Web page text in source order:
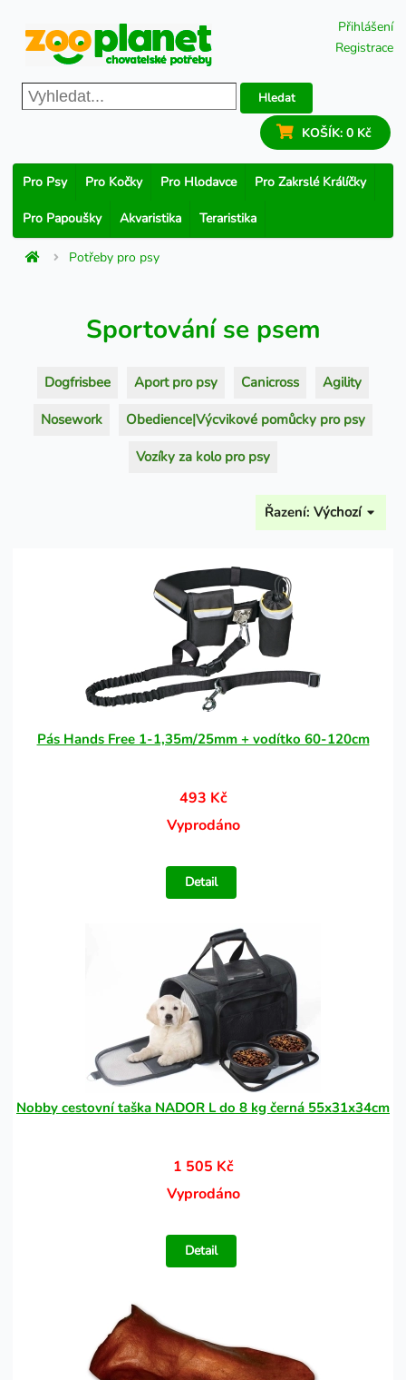
Přihlášení
Registrace
Hledat
KOŠÍK: 0 Kč
Pro Psy Pro Kočky Pro Hlodavce Pro Zakrslé Králíčky
Pro Papoušky Akvaristika Teraristika
Potřeby pro psy
Sportování se psem
Dogfrisbee Aport pro psy Canicross Agility
Nosework Obedience|Výcvikové pomůcky pro psy
Vozíky za kolo pro psy
Řazení: Výchozí
Pás Hands Free 1-1,35m/25mm + vodítko 60-120cm
493 Kč
Vyprodáno
Detail
Nobby cestovní taška NADOR L do 8 kg černá 55x31x34cm
1 505 Kč
Vyprodáno
Detail